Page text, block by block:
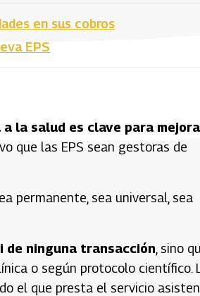
en sus cobros
EPS
la salud es clave para
que las EPS sean gestoras de
permanente, sea universal, sea
de ninguna transacción , sino
o según protocolo científico.
el que presta el servicio